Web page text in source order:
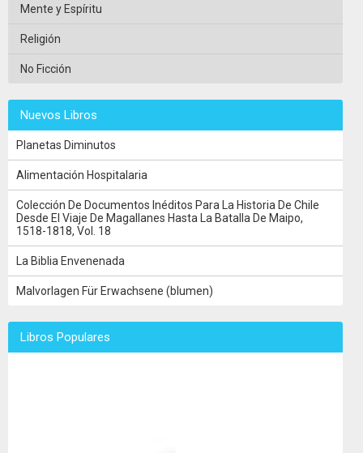
Mente y Espíritu
Religión
No Ficción
Nuevos Libros
Planetas Diminutos
Alimentación Hospitalaria
Colección De Documentos Inéditos Para La Historia De Chile
Desde El Viaje De Magallanes Hasta La Batalla De Maipo,
1518-1818, Vol. 18
La Biblia Envenenada
Malvorlagen Für Erwachsene (blumen)
Libros Populares